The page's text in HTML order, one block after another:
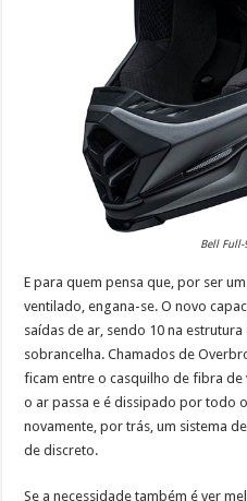
Bell Full-
E para quem pensa que, por ser
ventilado, engana-se. O novo
saídas de ar, sendo 10 na
sobrancelha. Chamados de
ficam entre o casquilho de fibra de
o ar passa e é dissipado por todo
novamente, por trás, um sistema
de discreto.
Se a necessidade também é ver